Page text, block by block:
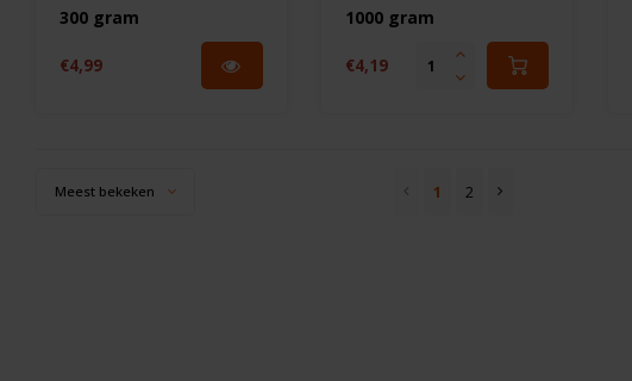
Glutenvrij
300 gram
€4,99
Glutenvrij
1000 gram
€4,19
Meest bekeken 1 2